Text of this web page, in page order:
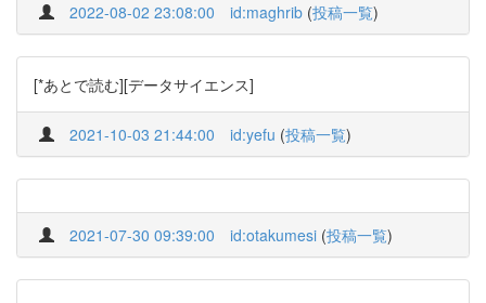
2022-08-02 23:08:00 id:maghrib (投稿一覧)
[*あとで読む][データサイエンス]
2021-10-03 21:44:00 id:yefu (投稿一覧)
2021-07-30 09:39:00 id:otakumesi (投稿一覧)